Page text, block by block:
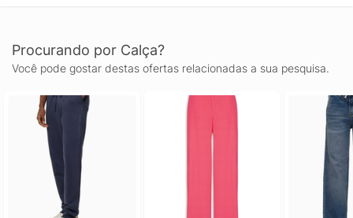
Procurando por Calça?
Você pode gostar destas ofertas relacionadas a sua pesquisa.